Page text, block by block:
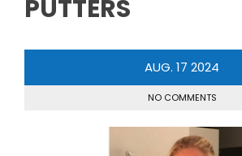
PÜTTERS
AUG. 17 2024
NO COMMENTS